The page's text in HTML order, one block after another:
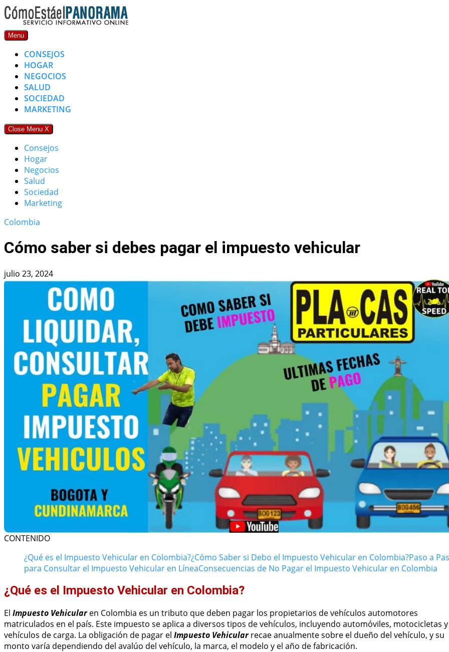
Skip
to
content
Menu
CONSEJOS
HOGAR
NEGOCIOS
SALUD
SOCIEDAD
MARKETING
Close Menu X
Consejos
Hogar
Negocios
Salud
Sociedad
Marketing
Colombia
Cómo saber si debes pagar el impuesto vehicular
julio 23, 2024
CONTENIDO
¿Qué es el Impuesto Vehicular en Colombia?¿Cómo Saber si Debo el Impuesto Vehicular en Colombia?Paso a
para Consultar el Impuesto Vehicular en LíneaConsecuencias de No Pagar el Impuesto Vehicular en Colombia
¿Qué es el Impuesto Vehicular en Colombia?
El Impuesto Vehicularen Colombia es un tributo que deben pagar los propietarios de vehículos automotores
matriculados en el país. Este impuesto se aplica a diversos tipos de vehículos, incluyendo automóviles, motocicletas y
vehículos de carga. La obligación de pagar el Impuesto Vehicularrecae anualmente sobre el dueño del vehículo, y su
monto varía dependiendo del avalúo del vehículo, la marca, el modelo y el año de fabricación.